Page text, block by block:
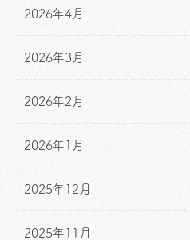
2026年4月
2026年3月
2026年2月
2026年1月
2025年12月
2025年11月